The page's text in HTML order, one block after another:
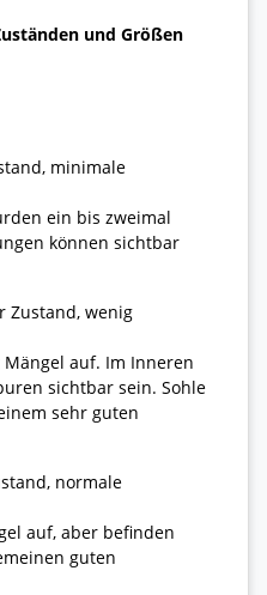
und Größen
minimale
ein bis zweimal
können sichtbar
Zustand, wenig
auf. Im Inneren
sichtbar sein. Sohle
sehr guten
normale
auf, aber befinden
guten